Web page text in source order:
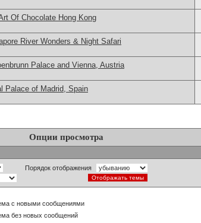
Of Chocolate Hong Kong
River Wonders & Night Safari
Palace and Vienna, Austria
Palace of Madrid, Spain
Опции просмотра
Порядок отображения
с новыми сообщениями
без новых сообщений